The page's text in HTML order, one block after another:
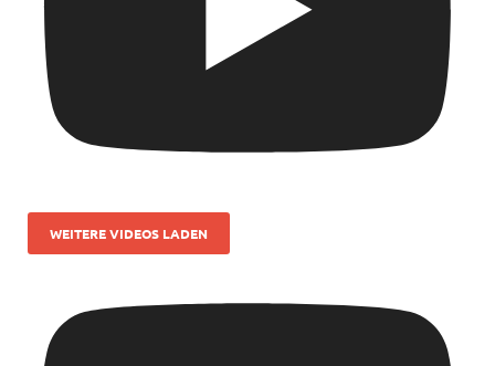
WEITERE VIDEOS LADEN